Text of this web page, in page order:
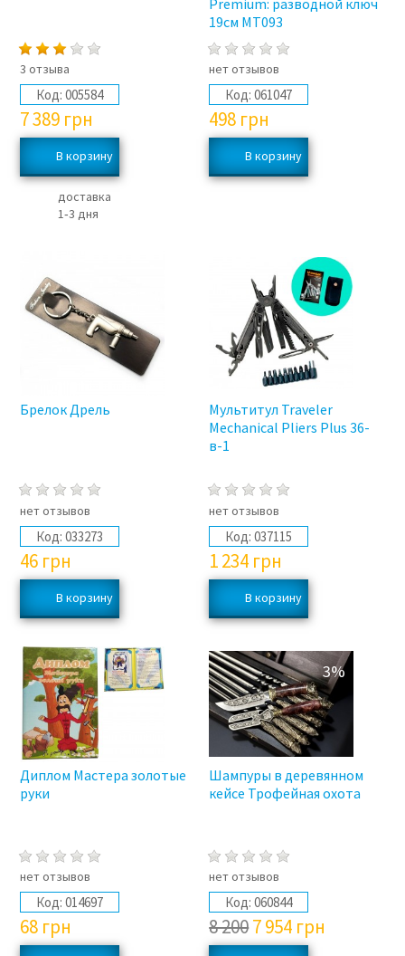
3 отзыва
Код: 005584
7 389 грн
доставка
1‑3 дня
Premium: разводной ключ
19см MT093
нет отзывов
Код: 061047
498 грн
Брелок Дрель
нет отзывов
Код: 033273
46 грн
Мультитул Traveler
Mechanical Pliers Plus 36-
в-1
нет отзывов
Код: 037115
1 234 грн
Диплом Мастера золотые
руки
нет отзывов
Код: 014697
68 грн
3%
Шампуры в деревянном
кейсе Трофейная охота
нет отзывов
Код: 060844
8 2007 954 грн